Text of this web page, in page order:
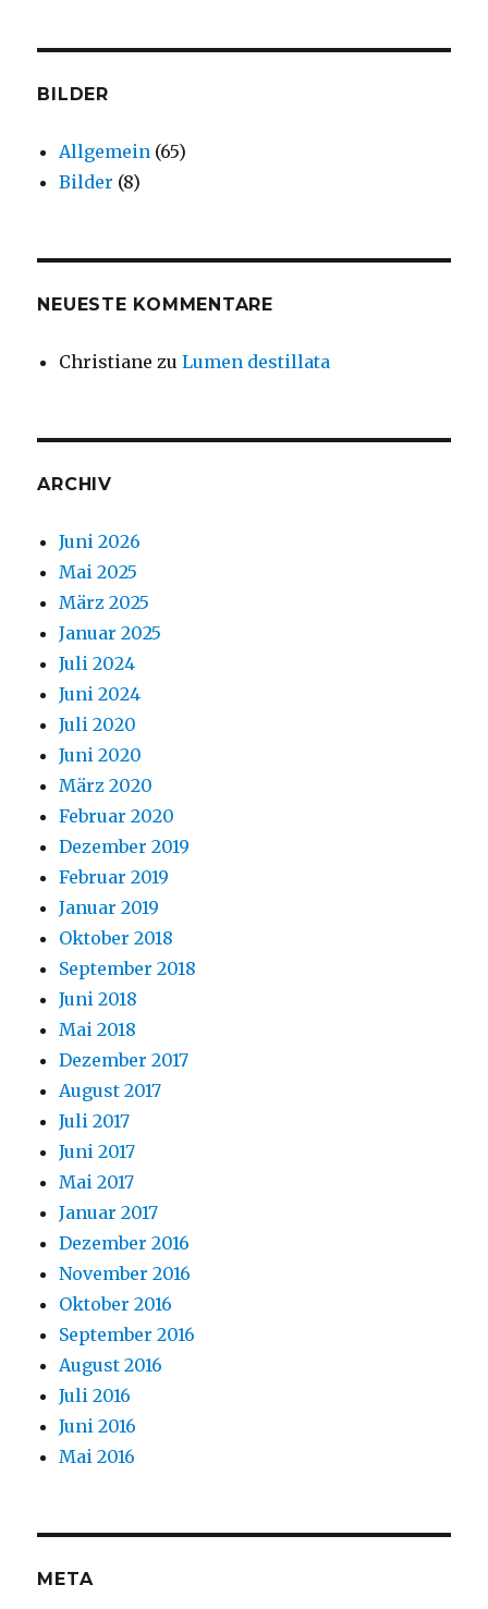
BILDER
Allgemein (65)
Bilder (8)
NEUESTE KOMMENTARE
Christiane zuLumen destillata
ARCHIV
Juni 2026
Mai 2025
März 2025
Januar 2025
Juli 2024
Juni 2024
Juli 2020
Juni 2020
März 2020
Februar 2020
Dezember 2019
Februar 2019
Januar 2019
Oktober 2018
September 2018
Juni 2018
Mai 2018
Dezember 2017
August 2017
Juli 2017
Juni 2017
Mai 2017
Januar 2017
Dezember 2016
November 2016
Oktober 2016
September 2016
August 2016
Juli 2016
Juni 2016
Mai 2016
META